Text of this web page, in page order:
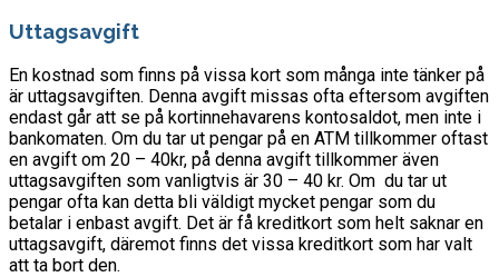
Uttagsavgift
En kostnad som finns på vissa kort som många inte tänker på
är uttagsavgiften. Denna avgift missas ofta eftersom avgiften
endast går att se på kortinnehavarens kontosaldot, men inte i
bankomaten. Om du tar ut pengar på en ATM tillkommer oftast
en avgift om 20 – 40kr, på denna avgift tillkommer även
uttagsavgiften som vanligtvis är 30 – 40 kr. Om du tar ut
pengar ofta kan detta bli väldigt mycket pengar som du
betalar i enbast avgift. Det är få kreditkort som helt saknar en
uttagsavgift, däremot finns det vissa kreditkort som har valt
att ta bort den.